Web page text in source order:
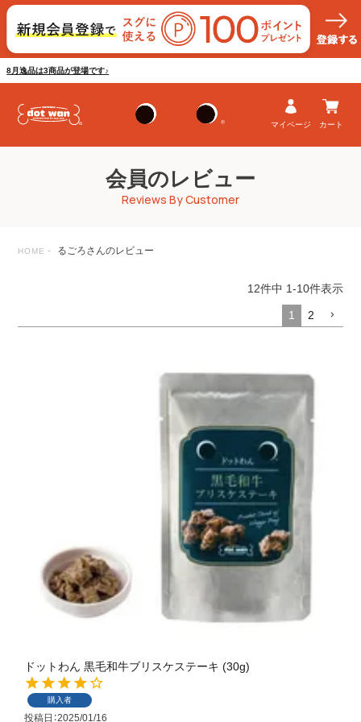
8月逸品は3商品が登場です♪
マイページ カート
会員のレビュー
Reviews By Customer
HOME るごろさんのレビュー
12件中 1-10件表示
1 2
ドットわん 黒毛和牛ブリスケステーキ (30g)
購入者
投稿日 2025/01/16